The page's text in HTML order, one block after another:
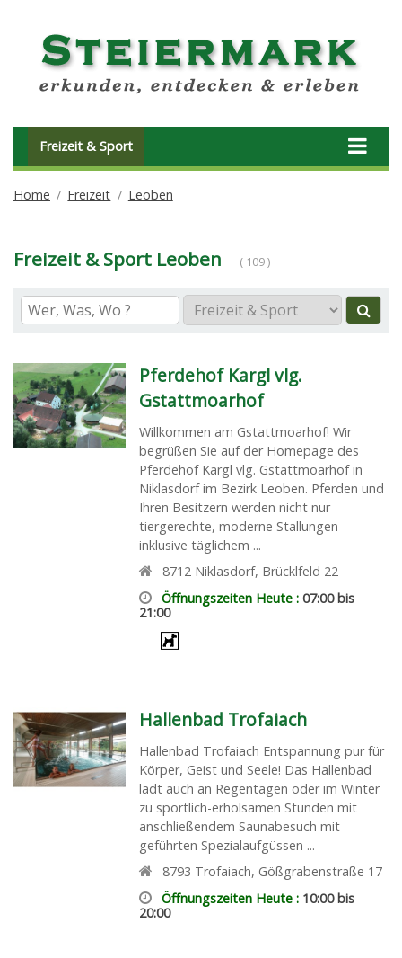
Freizeit & Sport
Home Freizeit Leoben
Freizeit & Sport Leoben ( 109 )
Pferdehof Kargl vlg.
Gstattmoarhof
Willkommen am Gstattmoarhof! Wir
begrüßen Sie auf der Homepage des
Pferdehof Kargl vlg. Gstattmoarhof in
Niklasdorf im Bezirk Leoben. Pferden und
Ihren Besitzern werden nicht nur
tiergerechte, moderne Stallungen
inklusive täglichem ...
8712 Niklasdorf, Brücklfeld 22
Öffnungszeiten Heute :07:00 bis
21:00
Hallenbad Trofaiach
Hallenbad Trofaiach Entspannung pur für
Körper, Geist und Seele! Das Hallenbad
lädt auch an Regentagen oder im Winter
zu sportlich-erholsamen Stunden mit
anschließendem Saunabesuch mit
geführten Spezialaufgüssen ...
8793 Trofaiach, Gößgrabenstraße 17
Öffnungszeiten Heute : 10:00 bis
20:00